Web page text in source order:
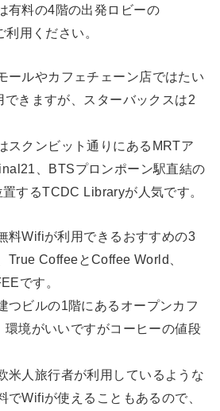
有料の4階の出発ロビーの
利用ください。
ールやカフェチェーン店ではたい
きますが、スターバックスは2
スクンビット通りにあるMRTア
、BTSプロンポーン駅直結の
するTCDC Libraryが人気です。
料Wifiが利用できるおすすめの3
True CoffeeとCoffee World、
です。
つビルの1階にあるオープンカフ
環境がいいですがコーヒーの値段
米人旅行者が利用しているような
でWifiが使えることもあるので、